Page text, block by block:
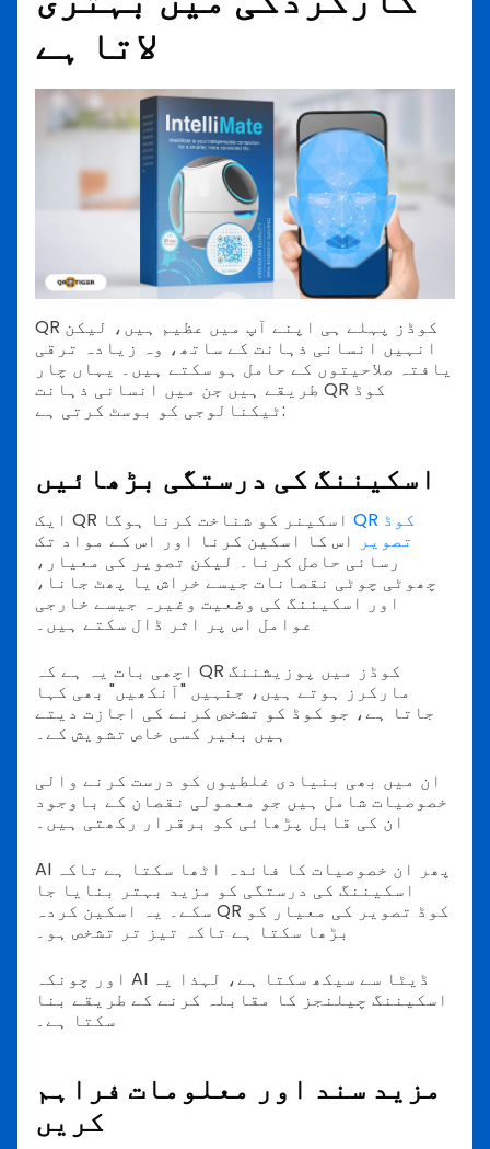
لاتا ہے
QR کوڈز پہلے ہی اپنے آپ میں عظیم ہیں، لیکن
انہیں انسانی ذہانت کے ساتھ، وہ زیادہ ترقی
یافتہ صلاحیتوں کے حامل ہو سکتے ہیں۔ یہاں چار
طریقے ہیں جن میں انسانی ذہانت QR کوڈ
ٹیکنالوجی کو بوسٹ کرتی ہے:
اسکیننگ کی درستگی بڑھائیں
QR کوڈ
تصویر اس کا اسکین کرنا اور اس کے مواد تک
رسائی حاصل کرنا۔ لیکن تصویر کی معیار،
چھوٹی چوٹی نقصانات جیسے خراش یا پھٹ جانا،
اور اسکیننگ کی وضعیت وغیرہ جیسے خارجی
عوامل اس پر اثر ڈال سکتے ہیں۔
اچھی بات یہ ہے کہ QR کوڈز میں پوزیشننگ
مارکرز ہوتے ہیں، جنہیں "آنکھیں" بھی کہا
جاتا ہے، جو کوڈ کو تشخص کرنے کی اجازت دیتے
ہیں بغیر کسی خاص تشویش کے۔
ان میں بھی بنیادی غلطیوں کو درست کرنے والی
خصوصیات شامل ہیں جو معمولی نقصان کے باوجود
ان کی قابل پڑھائی کو برقرار رکھتی ہیں۔
AI پھر ان خصوصیات کا فائدہ اٹھا سکتا ہے تاکہ
اسکیننگ کی درستگی کو مزید بہتر بنایا جا
سکے۔ یہ اسکین کردہ QR کوڈ تصویر کی معیار کو
بڑھا سکتا ہے تاکہ تیز تر تشخص ہو۔
اور چونکہ AI ڈیٹا سے سیکھ سکتا ہے، لہذا یہ
اسکیننگ چیلنجز کا مقابلہ کرنے کے طریقے بنا
سکتا ہے۔
مزید سند اور معلومات فراہم
کریں